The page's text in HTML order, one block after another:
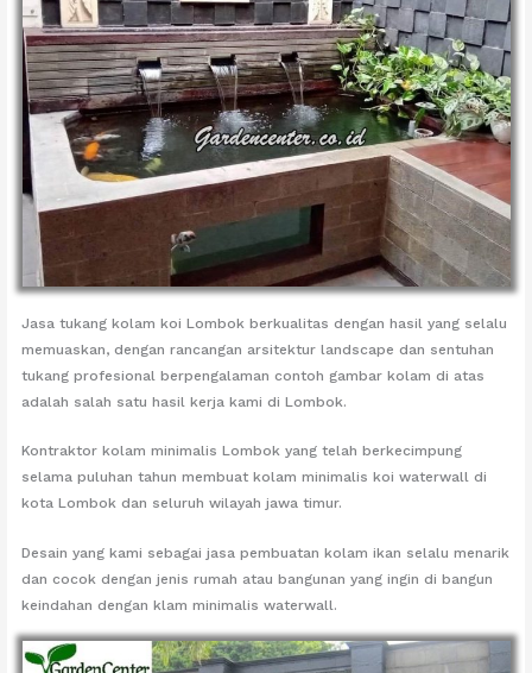
Jasa tukang kolam koi Lombok berkualitas dengan hasil yang selalu
memuaskan, dengan rancangan arsitektur landscape dan sentuhan
tukang profesional berpengalaman contoh gambar kolam di atas
adalah salah satu hasil kerja kami di Lombok.
Kontraktor kolam minimalis Lombok yang telah berkecimpung
selama puluhan tahun membuat kolam minimalis koi waterwall di
kota Lombok dan seluruh wilayah jawa timur.
Desain yang kami sebagai jasa pembuatan kolam ikan selalu menarik
dan cocok dengan jenis rumah atau bangunan yang ingin di bangun
keindahan dengan klam minimalis waterwall.